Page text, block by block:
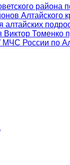
района
Алтайского
Виктор
России по